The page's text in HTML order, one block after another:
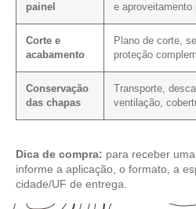
painel
e aproveitamento
Corte e
acabamento
Plano de corte,
proteção
Conservação
das chapas
Transporte,
ventilação,
Dica de compra: para receber
informe a aplicação, o formato, a
cidade/UF de entrega.